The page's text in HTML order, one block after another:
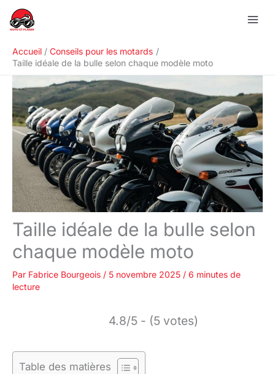
Accueil
Conseils pour les motards
Taille idéale de la bulle selon chaque modèle moto
Taille idéale de la bulle selon
chaque modèle moto
Par Fabrice Bourgeois / 5 novembre 2025 / 6 minutes de
lecture
4.8/5 - (5 votes)
Table des matières
R
e
h
e
r
c
h